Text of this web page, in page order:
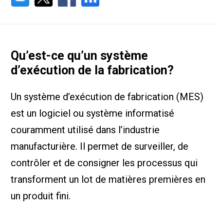
Qu’est-ce qu’un système
d’exécution de la fabrication?
Un système d’exécution de fabrication (MES)
est un logiciel ou système informatisé
couramment utilisé dans l’industrie
manufacturière. Il permet de surveiller, de
contrôler et de consigner les processus qui
transforment un lot de matières premières en
un produit fini.